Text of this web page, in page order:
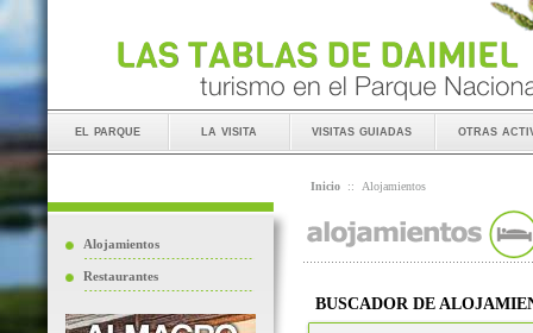
el parque la visita visitas guiadas otras
Alojamientos
Restaurantes
Inicio :: Alojamientos
BUSCADOR DE